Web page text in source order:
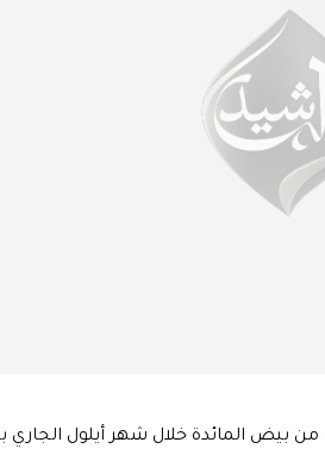
من بيض المائدة خلال شهر أيلول